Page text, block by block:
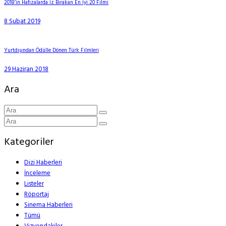
2018’in Hafızalarda İz Bırakan En İyi 20 Filmi
8 Şubat 2019
Yurtdışından Ödülle Dönen Türk Filmleri
29 Haziran 2018
Ara
Kategoriler
Dizi Haberleri
İnceleme
Listeler
Röportaj
Sinema Haberleri
Tümü